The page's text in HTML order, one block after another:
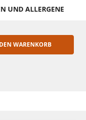
UND ALLERGENE
WARENKORB